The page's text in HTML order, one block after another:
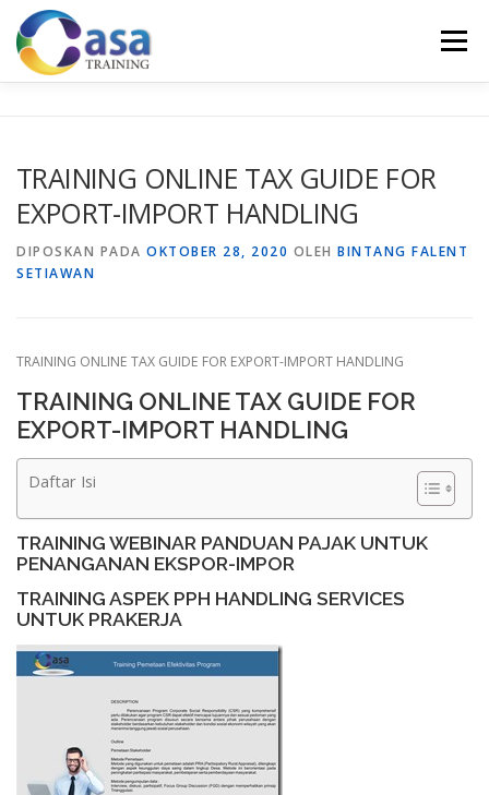
Lompat
konten
Menu
KONTAK KAMI SERTIFIKASI EVALUASI
TRAINING ONLINE TAX GUIDE FOR
EXPORT-IMPORT HANDLING
DIPOSKAN PADA OKTOBER 28, 2020 OLEH BINTANG FALENT
SETIAWAN
TRAINING ONLINE TAX GUIDE FOR EXPORT-IMPORT HANDLING
TRAINING ONLINE TAX GUIDE FOR
EXPORT-IMPORT HANDLING
Daftar Isi
TRAINING WEBINAR PANDUAN PAJAK UNTUK
PENANGANAN EKSPOR-IMPOR
TRAINING ASPEK PPH HANDLING SERVICES
UNTUK PRAKERJA